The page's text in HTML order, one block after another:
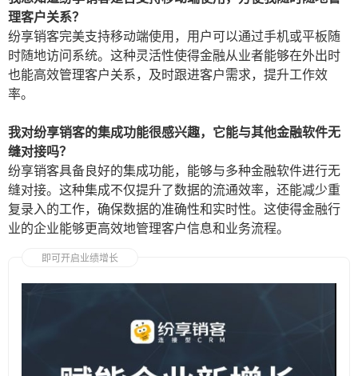
理客户关系？
纷享销客完美支持移动端使用，用户可以通过手机或平板随
时随地访问系统。这种灵活性使得金融从业者能够在外出时
也能高效管理客户关系，及时跟进客户需求，提升工作效
率。
我对纷享销客的集成功能很感兴趣，它能与其他金融软件无
缝对接吗？
纷享销客具备良好的集成功能，能够与多种金融软件进行无
缝对接。这种集成不仅提升了数据的流通效率，还能减少重
复录入的工作，确保数据的准确性和实时性。这使得金融行
业的企业能够更高效地管理客户信息和业务流程。
即可开启业绩增长